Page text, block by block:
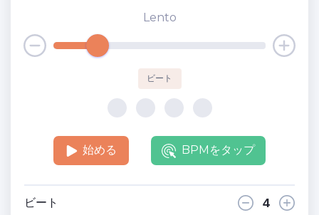
Lento
ビート
始める BPMをタップ
ビート